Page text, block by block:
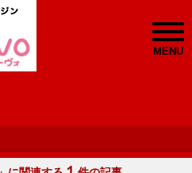
MENU